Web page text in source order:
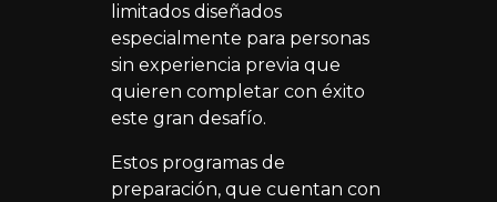
limitados diseñados
especialmente para personas
sin experiencia previa que
quieren completar con éxito
este gran desafío.
Estos programas de
preparación, que cuentan con